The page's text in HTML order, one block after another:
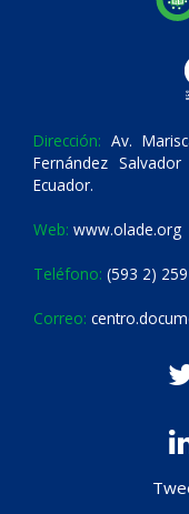
Dirección: Av.
Fernández
Ecuador.
Web: www.olade.org
Teléfono: (593 2)
Correo: